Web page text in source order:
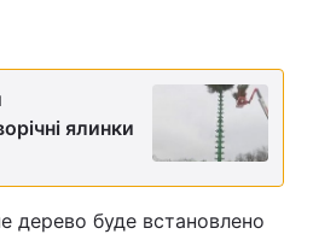
ялинки
дерево буде встановлено